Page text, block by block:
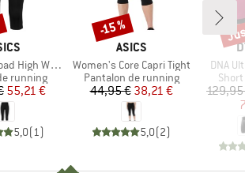
Capri Tight
running
Prix
Prix réduit
55,21 €
5,0(1)
MARQUE
ASICS
Article
Women's Core Capri Tight
Product group
Pantalon de running
Prix
44,95 €Prix réduit
38,21 €
5,0(2)
Remise
-15 %
Article
DNA